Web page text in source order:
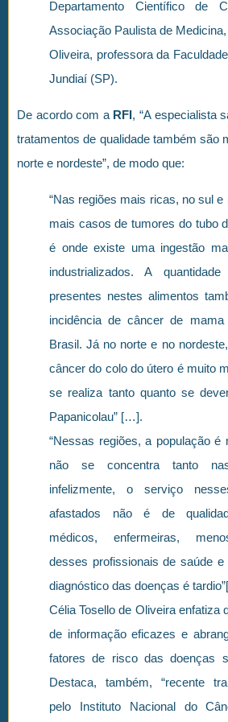
Departamento Científico de
Associação Paulista de
Oliveira, professora da
Jundiaí (SP).
De acordo com a RFI, “A especialista
tratamentos de qualidade também são
norte e nordeste”, de modo que:
“Nas regiões mais ricas, no sul e
mais casos de tumores do tubo
é onde existe uma ingestão
industrializados. A
presentes nestes alimentos
incidência de câncer de
Brasil. Já no norte e no
câncer do colo do útero é muito
se realiza tanto quanto se
Papanicolau” […].
“Nessas regiões, a população é
não se concentra tanto
infelizmente, o serviço
afastados não é de
médicos, enfermeiras,
desses profissionais de saúde
diagnóstico das doenças é
Célia Tosello de Oliveira enfatiza
de informação eficazes e
fatores de risco das doenças
Destaca, também, “recente
pelo Instituto Nacional do